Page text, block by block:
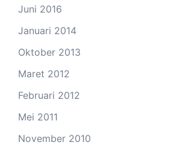
Juni 2016
Januari 2014
Oktober 2013
Maret 2012
Februari 2012
Mei 2011
November 2010